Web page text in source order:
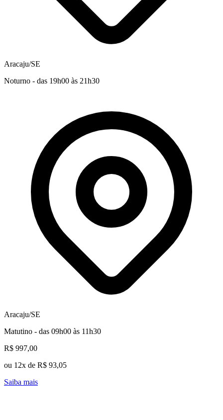
Aracaju/SE
Noturno - das 19h00 às 21h30
Aracaju/SE
Matutino - das 09h00 às 11h30
R$ 997,00
ou 12x de R$ 93,05
Saiba mais